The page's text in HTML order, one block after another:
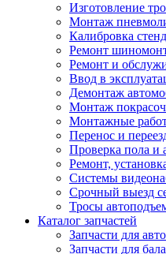
Изготовление
Монтаж
Калибровка
Ремонт
Ремонт и
Ввод в
Демонтаж
Монтаж
Монтажные
Перенос и
Проверка пола и
Ремонт,
Системы
Срочный выезд
Тросы
Каталог запчастей
Запчасти для
Запчасти для